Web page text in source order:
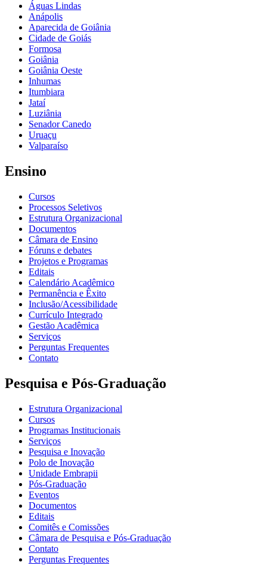
Águas Lindas
Anápolis
Aparecida de Goiânia
Cidade de Goiás
Formosa
Goiânia
Goiânia Oeste
Inhumas
Itumbiara
Jataí
Luziânia
Senador Canedo
Uruaçu
Valparaíso
Ensino
Cursos
Processos Seletivos
Estrutura Organizacional
Documentos
Câmara de Ensino
Fóruns e debates
Projetos e Programas
Editais
Calendário Acadêmico
Permanência e Êxito
Inclusão/Acessibilidade
Currículo Integrado
Gestão Acadêmica
Serviços
Perguntas Frequentes
Contato
Pesquisa e Pós-Graduação
Estrutura Organizacional
Cursos
Programas Institucionais
Serviços
Pesquisa e Inovação
Polo de Inovação
Unidade Embrapii
Pós-Graduação
Eventos
Documentos
Editais
Comitês e Comissões
Câmara de Pesquisa e Pós-Graduação
Contato
Perguntas Frequentes